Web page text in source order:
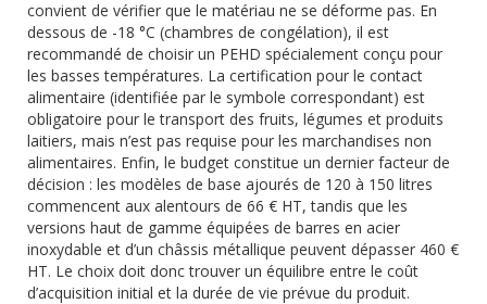
convient de vérifier que le matériau ne se déforme pas. En
dessous de -18 °C (chambres de congélation), il est
recommandé de choisir un PEHD spécialement conçu pour
les basses températures. La certification pour le contact
alimentaire (identifiée par le symbole correspondant) est
obligatoire pour le transport des fruits, légumes et produits
laitiers, mais n’est pas requise pour les marchandises non
alimentaires. Enfin, le budget constitue un dernier facteur de
décision : les modèles de base ajourés de 120 à 150 litres
commencent aux alentours de 66 € HT, tandis que les
versions haut de gamme équipées de barres en acier
inoxydable et d’un châssis métallique peuvent dépasser 460 €
HT. Le choix doit donc trouver un équilibre entre le coût
d’acquisition initial et la durée de vie prévue du produit.